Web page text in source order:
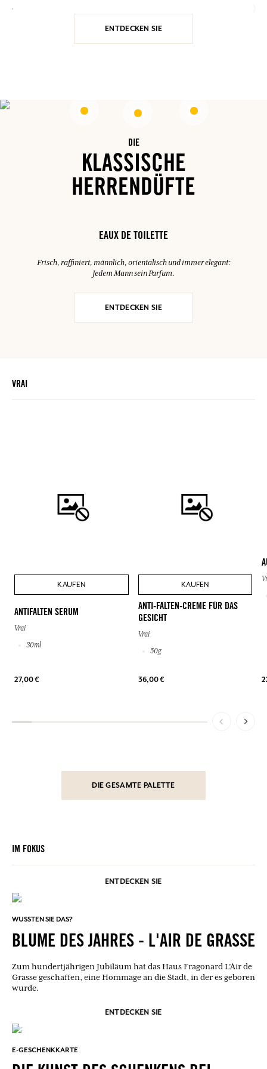
ENTDECKEN SIE
DIE
KLASSISCHE
HERRENDÜFTE
EAUX DE TOILETTE
Frisch, raffiniert, männlich, orientalisch und immer elegant:
Jedem Mann sein Parfum.
ENTDECKEN SIE
VRAI
KAUFEN
ANTIFALTEN SERUM
Vrai
30ml
27,00 €
KAUFEN
ANTI-FALTEN-CREME FÜR DAS
GESICHT
Vrai
50g
36,00 €
DIE GESAMTE PALETTE
IM FOKUS
ENTDECKEN SIE
WUSSTEN SIE DAS?
BLUME DES JAHRES - L'AIR DE GRASSE
Zum hundertjährigen Jubiläum hat das Haus Fragonard L’Air de
Grasse geschaffen, eine Hommage an die Stadt, in der es geboren
wurde.
ENTDECKEN SIE
E-GESCHENKKARTE